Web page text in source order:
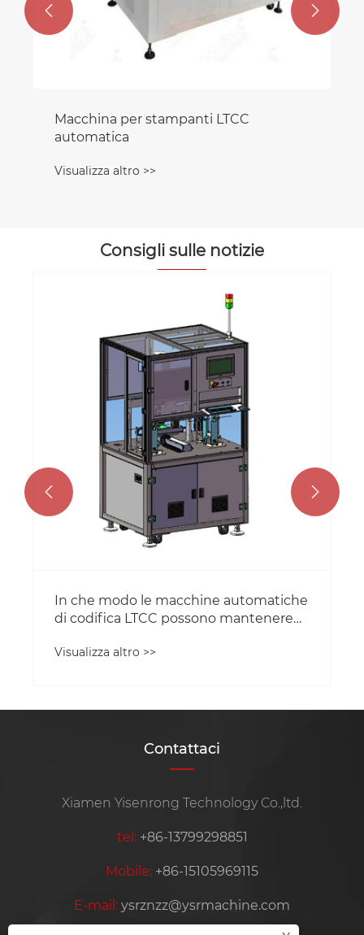
Macchina per stampanti LTCC
automatica
Visualizza altro >>
 
Consigli sulle notizie
In che modo le macchine automatiche
di codifica LTCC possono mantenere
Visualizza altro >>
 
Contattaci
Xiamen Yisenrong Technology Co.,ltd.
tel: +86-13799298851
Mobile: +86-15105969115
E-mail: ysrznzz@ysrmachine.com